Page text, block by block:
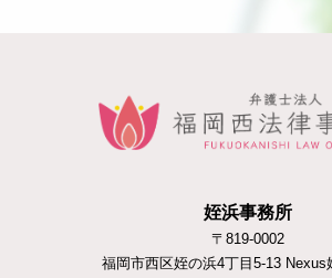
姪浜事務所
〒819-0002
福岡市西区姪の浜4丁目5-13 Nexus